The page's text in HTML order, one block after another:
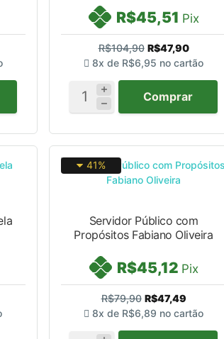
R$45,51 Pix
R$104,90 R$47,90
8x de R$6,95 no cartão
Comprar
41%
Servidor Público com
Propósitos Fabiano Oliveira
R$45,12 Pix
R$79,90 R$47,49
8x de R$6,89 no cartão